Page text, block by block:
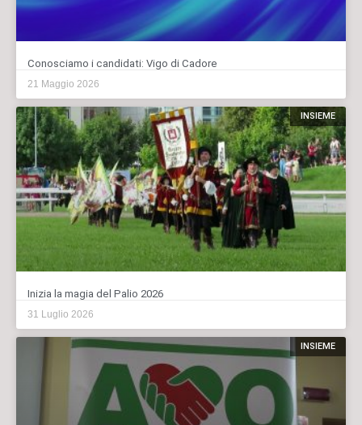
Conosciamo i candidati: Vigo di Cadore
21 Maggio 2026
INSIEME
Inizia la magia del Palio 2026
31 Luglio 2026
INSIEME